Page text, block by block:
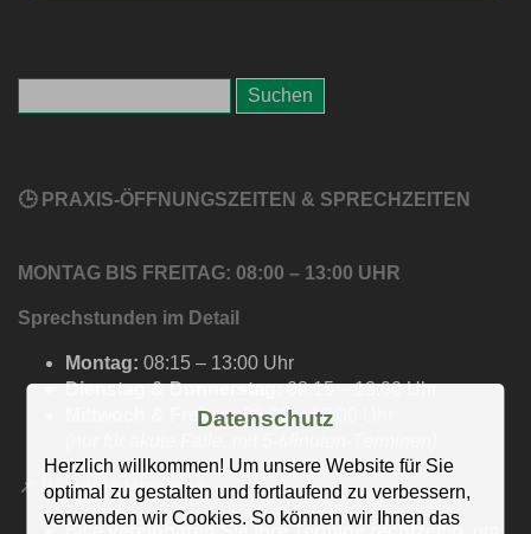
🕒 PRAXIS-ÖFFNUNGSZEITEN & SPRECHZEITEN
MONTAG BIS FREITAG: 08:00 – 13:00 UHR
Sprechstunden im Detail
Montag: 08:15 – 13:00 Uhr
Dienstag & Donnerstag:08:15 – 13:00 Uhr
Mittwoch & Freitag:08:00 – 13:00 Uhr
📌 Wichtige Hinweise
Datenschutz
Herzlich willkommen! Um unsere Website für Sie
optimal zu gestalten und fortlaufend zu verbessern,
verwenden wir Cookies. So können wir Ihnen das